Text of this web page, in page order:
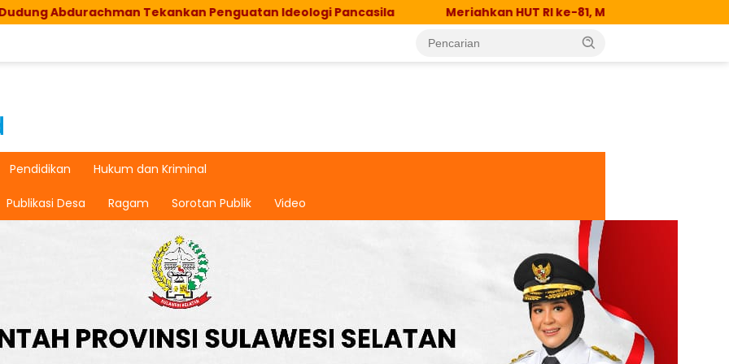
Tekankan Penguatan Ideologi Pancasila Meriahkan HUT RI ke-81, MTsN 1 Jeneponto Gelar SenTul
Pendidikan Hukum dan Kriminal
Publikasi Desa Ragam Sorotan Publik Video